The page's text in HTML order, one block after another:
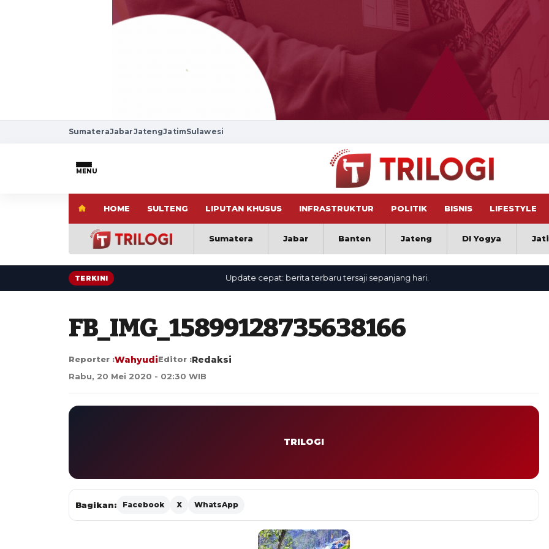
SumateraJabarJatengJatimSulawesi
MENU
HOME SULTENG LIPUTAN KHUSUS INFRASTRUKTUR POLITIK BISNIS LIFESTYLE
Sumatera Jabar Banten Jateng DI Yogya
TERKINI Update cepat: berita terbaru tersaji sepanjang hari.
FB_IMG_15899128735638166
Reporter :WahyudiEditor :Redaksi
Rabu, 20 Mei 2020 - 02:30 WIB
TRILOGI
Bagikan: Facebook X WhatsApp